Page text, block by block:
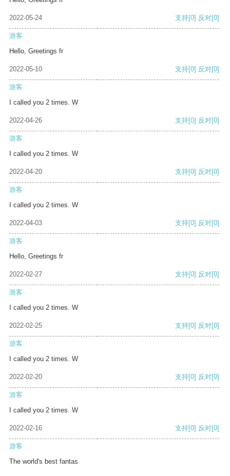
2022-05-24 支持[0] 反对[0]
游客
Hello, Greetings fr
2022-05-10 支持[0] 反对[0]
游客
I called you 2 times. W
2022-04-26 支持[0] 反对[0]
游客
I called you 2 times. W
2022-04-20 支持[0] 反对[0]
游客
I called you 2 times. W
2022-04-03 支持[0] 反对[0]
游客
Hello, Greetings fr
2022-02-27 支持[0] 反对[0]
游客
I called you 2 times. W
2022-02-25 支持[0] 反对[0]
游客
I called you 2 times. W
2022-02-20 支持[0] 反对[0]
游客
I called you 2 times. W
2022-02-16 支持[0] 反对[0]
游客
The world's best fantas